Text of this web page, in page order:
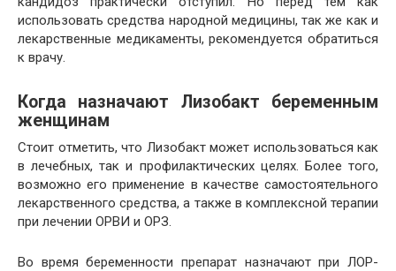
использовать средства народной медицины, так же как и
лекарственные медикаменты, рекомендуется обратиться
к врачу.
Когда назначают Лизобакт беременным
женщинам
Стоит отметить, что Лизобакт может использоваться как
в лечебных, так и профилактических целях. Более того,
возможно его применение в качестве самостоятельного
лекарственного средства, а также в комплексной терапии
при лечении ОРВИ и ОРЗ.
Во время беременности препарат назначают при ЛОР-